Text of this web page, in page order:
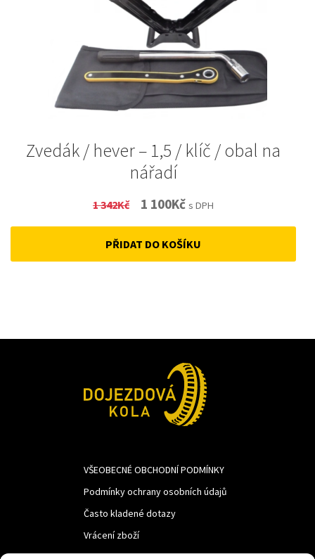
Zvedák / hever – 1,5 / klíč / obal na
nářadí
1 342Kč
Original
price
was:
1 100KčCurrent
price
is:
s DPH
PŘIDAT DO KOŠÍKU
VŠEOBECNÉ OBCHODNÍ PODMÍNKY
Podmínky ochrany osobních údajů
Často kladené dotazy
Vrácení zboží